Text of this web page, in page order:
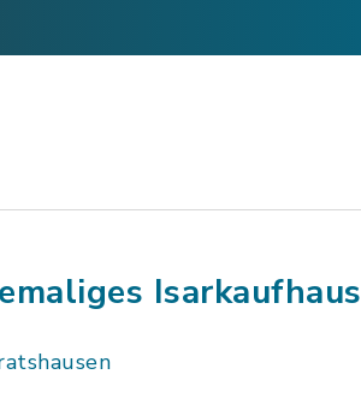
Isarkaufhaus